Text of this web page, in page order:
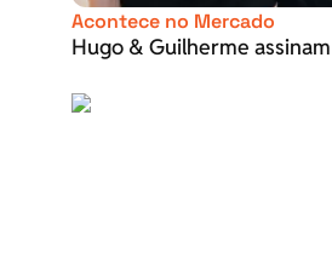
Acontece no Mercado
Hugo & Guilherme